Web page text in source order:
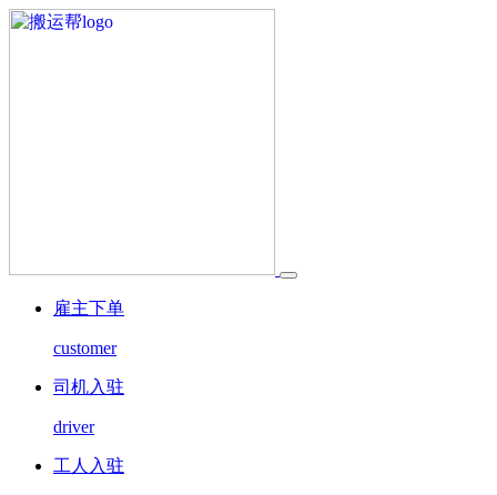
雇主下单
customer
司机入驻
driver
工人入驻